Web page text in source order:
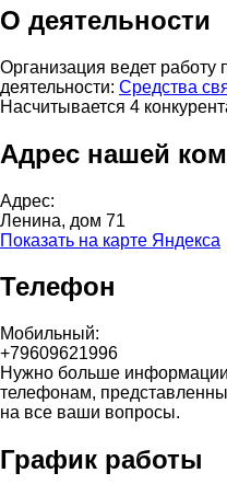
О деятельности
Организация ведет
деятельности: Средства
Насчитывается 4
Адрес нашей
Адрес:
Ленина, дом 71
Показать на карте Яндекса
Телефон
Мобильный:
+79609621996
Нужно больше
телефонам,
на все ваши вопросы.
График работы